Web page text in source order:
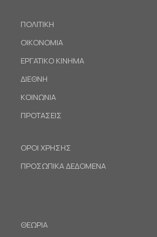
ΠΟΛΙΤΙΚΗ
ΟΙΚΟΝΟΜΙΑ
ΕΡΓΑΤΙΚΟ ΚΙΝΗΜΑ
ΔΙΕΘΝΗ
ΚΟΙΝΩΝΙΑ
ΠΡΟΤΑΣΕΙΣ
ΟΡΟΙ ΧΡΗΣΗΣ
ΠΡΟΣΩΠΙΚΑ ΔΕΔΟΜΕΝΑ
ΘΕΩΡΙΑ